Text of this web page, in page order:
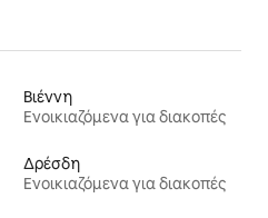
Βιέννη
Ενοικιαζόμενα για διακοπές
Δρέσδη
Ενοικιαζόμενα για διακοπές